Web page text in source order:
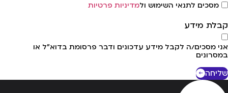
מסכים לתנאי השימוש ולמדיניות פרטיות
מידע
מסכים/ה לקבל מידע עדכונים ודבר פרסומת בדוא"ל או